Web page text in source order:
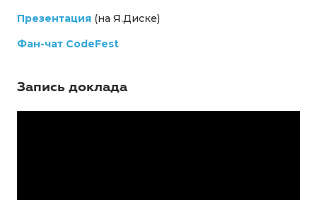
Презентация (на Я.Диске)
Фан-чат CodeFest
Запись доклада